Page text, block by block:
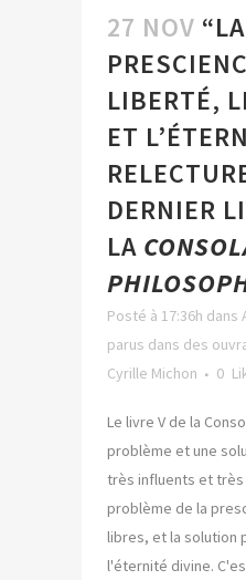
27 NOV “LA
LIBERTÉ,
ET
DERNIER
LA
Posté à 17:36h dans
parus dans des
Cyrille Michon
0
Le livre V de la
problème et une
très influents et très
problème de la
libres, et la solution
l'éternité divine.